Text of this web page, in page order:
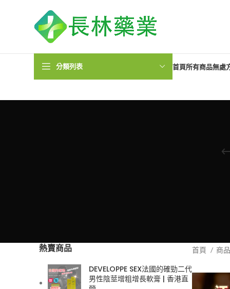
分類列表 首頁所有商品無處
熱賣商品
DEVELOPPE SEX法國的確勁二代
男性陰莖增粗增長軟膏 | 香港直
首頁 商